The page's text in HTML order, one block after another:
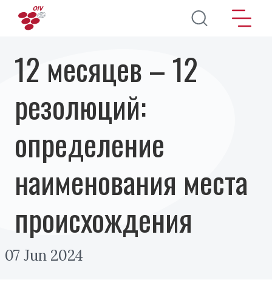
Перейти к основному содержанию
12 месяцев – 12
резолюций:
определение
наименования места
происхождения
07 Jun 2024